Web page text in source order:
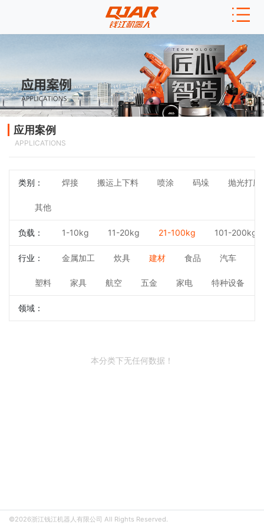
应用案例
APPLICATIONS
类别： 焊接 搬运上下料 喷涂 码垛 抛光打磨
其他
负载： 1-10kg 11-20kg 21-100kg 101-200kg
行业： 金属加工 炊具 建材 食品 汽车
塑料 家具 航空 五金 家电 特种设备
领域：
本分类下无任何数据！
©2026浙江钱江机器人有限公司 All Rights Reserved.